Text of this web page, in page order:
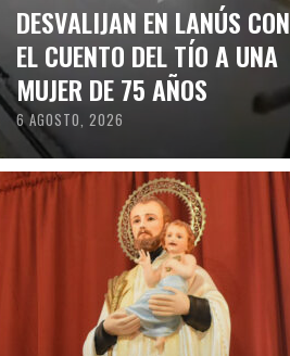
DESVALIJAN EN LANÚS CON
EL CUENTO DEL TÍO A UNA
MUJER DE 75 AÑOS
6 AGOSTO, 2026